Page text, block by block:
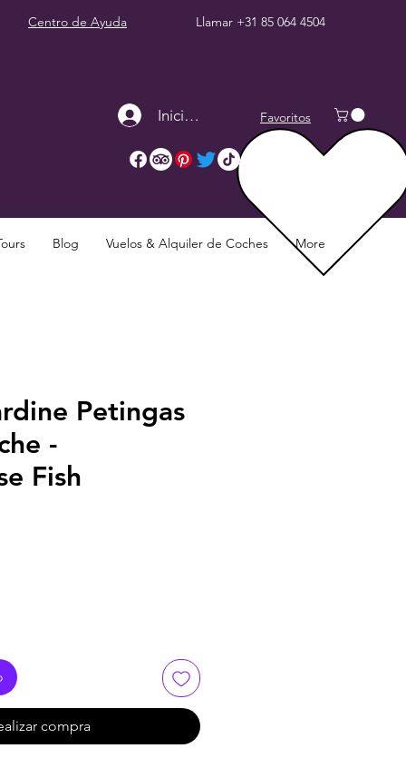
Centro de Ayuda Llamar +31 85 064 4504
Iniciar sesión Favoritos
Blog Vuelos & Alquiler de Coches More
Petingas
-
Fish
compra